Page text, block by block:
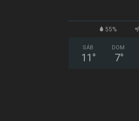
55%
SÁB
11 °
DOM
7°